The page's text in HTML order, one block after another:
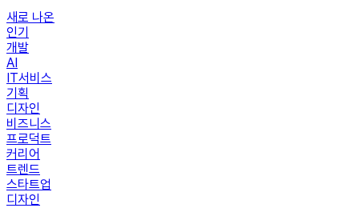
새로 나온
인기
개발
AI
IT서비스
기획
디자인
비즈니스
프로덕트
커리어
트렌드
스타트업
디자인